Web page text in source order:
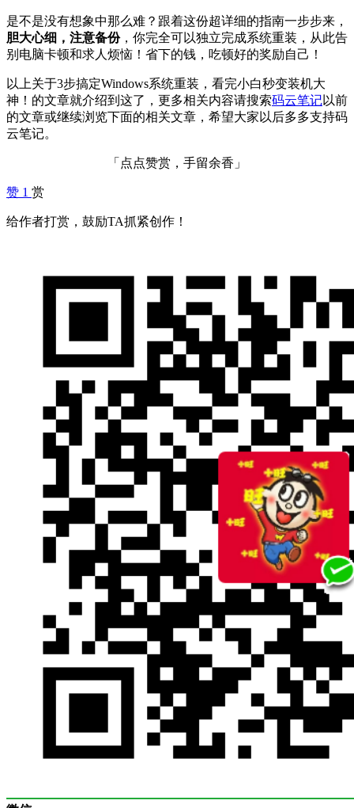
是不是没有想象中那么难？跟着这份超详细的指南一步步来，
胆大心细，注意备份，你完全可以独立完成系统重装，从此告
别电脑卡顿和求人烦恼！省下的钱，吃顿好的奖励自己！
以上关于3步搞定Windows系统重装，看完小白秒变装机大
神！的文章就介绍到这了，更多相关内容请搜索码云笔记以前
的文章或继续浏览下面的相关文章，希望大家以后多多支持码
云笔记。
「点点赞赏，手留余香」
赞 1 赏
给作者打赏，鼓励TA抓紧创作！